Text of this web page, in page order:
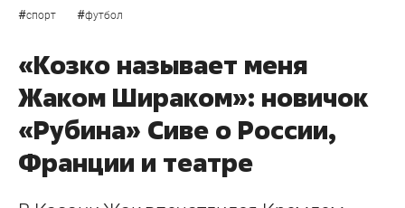
#спорт #футбол
«Козко называет меня
Жаком Шираком»: новичок
«Рубина» Сиве о России,
Франции и театре